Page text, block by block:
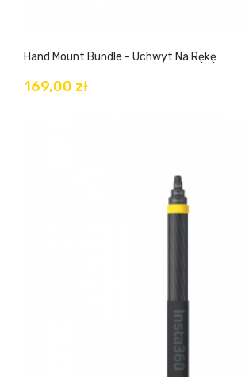
Hand Mount Bundle - Uchwyt Na Rękę
169,00 zł